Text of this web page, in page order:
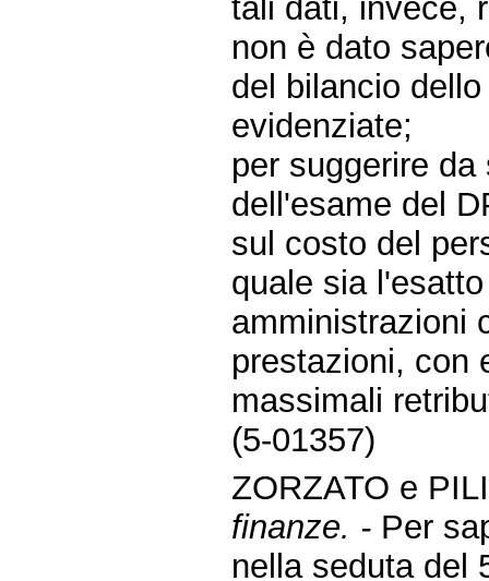
tali dati, invece,
non è dato
del bilancio
evidenziate;
per suggerire
dell'esame del
sul costo del
quale sia
amministrazioni
prestazioni, con
massimali
(5-01357)
ZORZATO e
finanze. - Per
nella seduta del